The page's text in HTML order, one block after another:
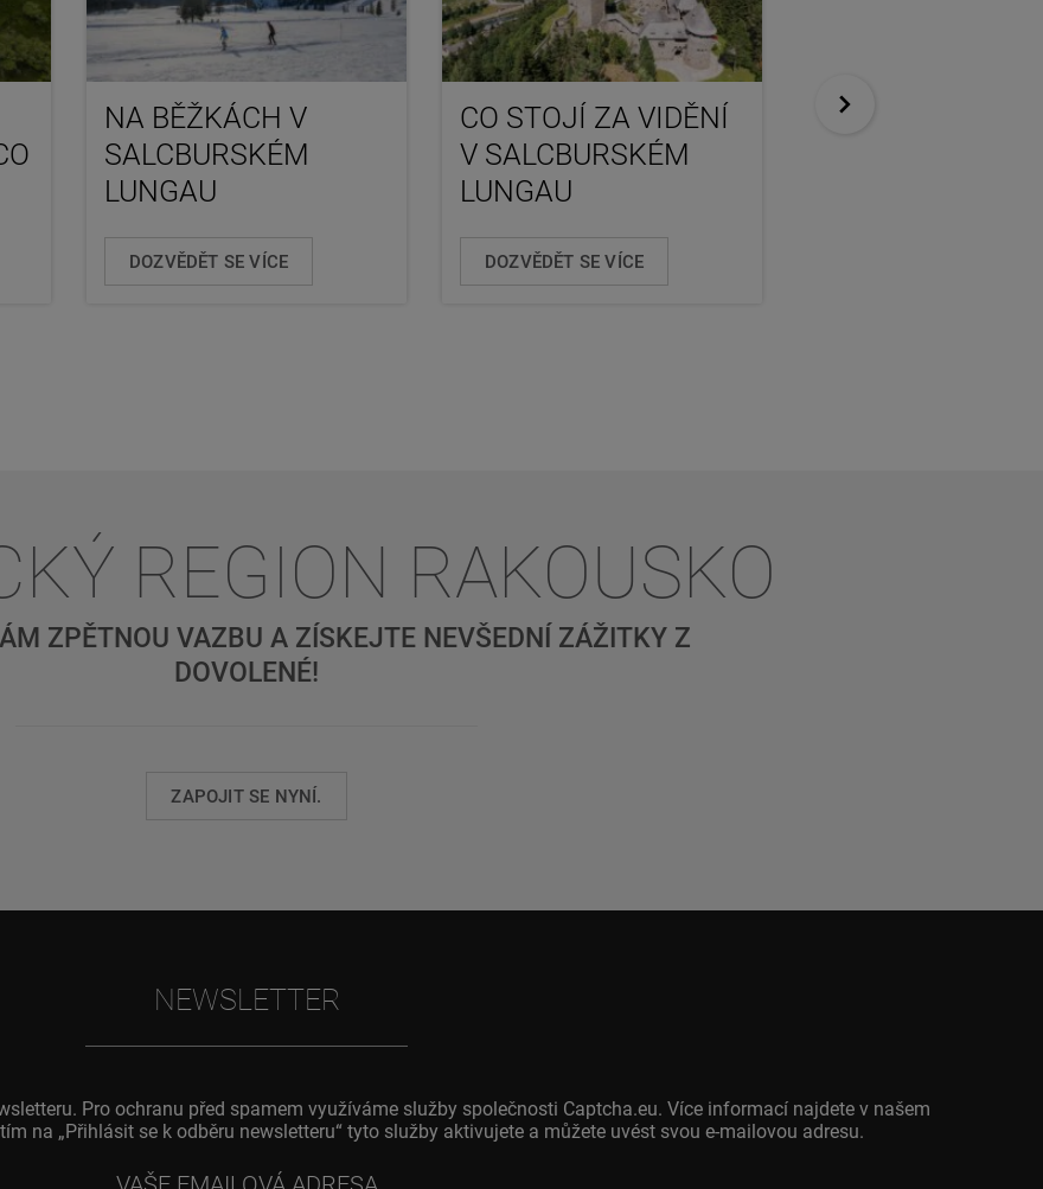
NA BĚŽKÁCH V
SALCBURSKÉM
LUNGAU
DOZVĚDĚT SE VÍCE
CO STOJÍ ZA VIDĚNÍ
V SALCBURSKÉM
LUNGAU
DOZVĚDĚT SE VÍCE
KUCHYNĚ V
REGION RAKOUSKO
ZPĚTNOU VAZBU A ZÍSKEJTE NEVŠEDNÍ ZÁŽITKY Z
DOVOLENÉ!
ZAPOJIT SE NYNÍ.
NEWSLETTER
Pro ochranu před spamem využíváme služby společnosti Captcha.eu. Více informací najdete v našem
na „Přihlásit se k odběru newsletteru“ tyto služby aktivujete a můžete uvést svou e-mailovou adresu.